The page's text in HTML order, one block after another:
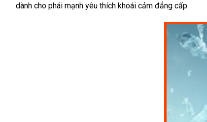
Thủ
dành cho phái mạnh yêu thích khoái cảm đẳng cấp.